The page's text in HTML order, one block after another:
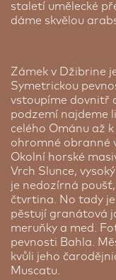
staletí umělecké
dáme skvělou
Zámek v Džibrine
Symetrickou
vstoupíme dovnitř
podzemí najdeme
celého Ománu až
ohromné ​​obranné
Okolní horské
Vrch Slunce,
je nedozírná
čtvrtina. No tady
pěstují granátová
meruňky a med.
pevnosti Bahla.
kvůli jeho
Muscatu.